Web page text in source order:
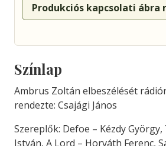
Produkciós kapcsolati ábra
Színlap
Ambrus Zoltán elbeszélését
rendezte: Csajági János
Szereplők: Defoe – Kézdy
István, A Lord – Horváth Ferenc,